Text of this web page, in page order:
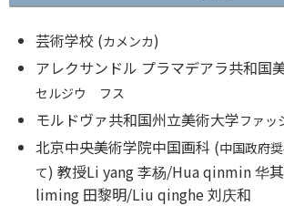
芸術学校 (カメンカ)
アレクサンドル プラマデアラ共和国
セルジウ フス
モルドヴァ共和国州立美術大学ファッ
北京中央美術学院中国画科 (中国政府
て)教授Li yang 李杨/Hua qinmin 华
liming 田黎明/Liu qinghe 刘庆和